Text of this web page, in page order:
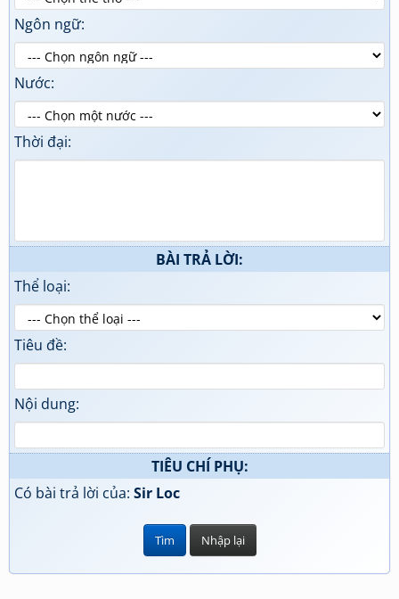
Ngôn ngữ:
Nước:
Thời đại:
BÀI TRẢ LỜI:
Thể loại:
Tiêu đề:
Nội dung:
TIÊU CHÍ PHỤ:
Có bài trả lời của: Sir Loc